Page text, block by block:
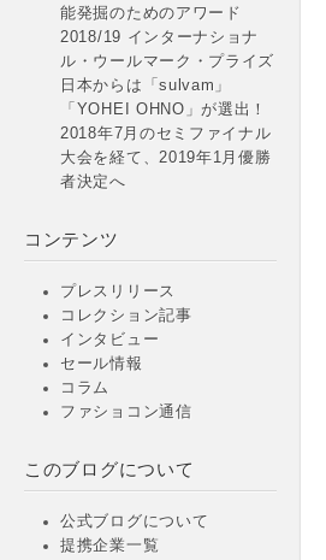
能発掘のためのアワード
2018/19 インターナショナ
ル・ウールマーク・プライズ
日本からは「sulvam」
「YOHEI OHNO」が選出！
2018年7月のセミファイナル
大会を経て、2019年1月優勝
者決定へ
コンテンツ
プレスリリース
コレクション記事
インタビュー
セール情報
コラム
ファショコン通信
このブログについて
公式ブログについて
提携企業一覧